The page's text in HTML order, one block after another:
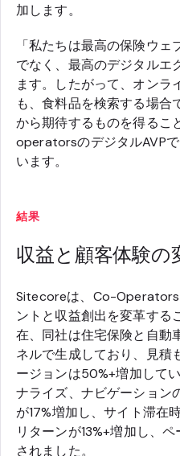
加します。
「私たちは最高の保険ウ
でなく、最高のデジタルエ
ます。したがって、オンラ
も、食料品を検索する場合
から期待するものを得るこ
operatorsのデジタルAVP
います。
結果
収益と顧客体験の
Sitecoreは、Co-Operators
ントと収益創出を変革する
在、同社は住宅保険と自動
ネルで生成しており、見積
ージョンは50%+増加して
ナライズ、ナビゲーション
が17%増加し、サイト滞在
リターンが13%+増加し、
されました。